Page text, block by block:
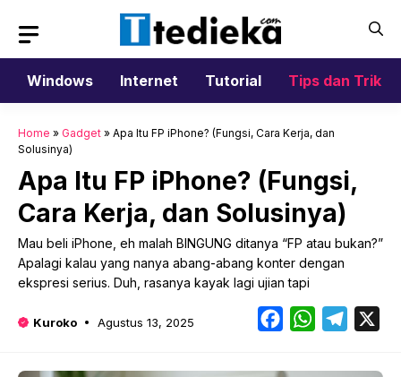
isi
Windows
Internet Tutorial Tips dan Trik
Home » Gadget » Apa Itu FP iPhone? (Fungsi, Cara Kerja, dan
Solusinya)
Apa Itu FP iPhone? (Fungsi,
Cara Kerja, dan Solusinya)
Mau beli iPhone, eh malah BINGUNG ditanya “FP atau bukan?”
Apalagi kalau yang nanya abang-abang konter dengan
ekspresi serius. Duh, rasanya kayak lagi ujian tapi
Kuroko Agustus 13, 2025 FacebookWhatsApp